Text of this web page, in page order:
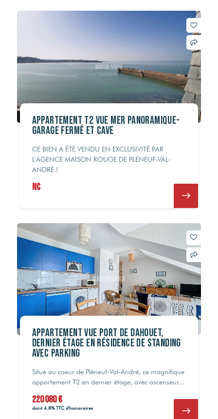
Appartement T2 vue mer panoramique-
Garage fermé et cave
CE BIEN A ÉTÉ VENDU EN EXCLUSIVITÉ PAR
L'AGENCE MAISON ROUGE DE PLÉNEUF-VAL-
ANDRÉ !
NC
Appartement vue port de DAHOUET,
dernier étage en résidence de standing
avec parking
Situé au coeur de Pléneuf-Val-André, ce magnifique
appartement T2 en dernier étage, avec ascenseur...
220 080 €
dont 4.8% TTC d'honoraires